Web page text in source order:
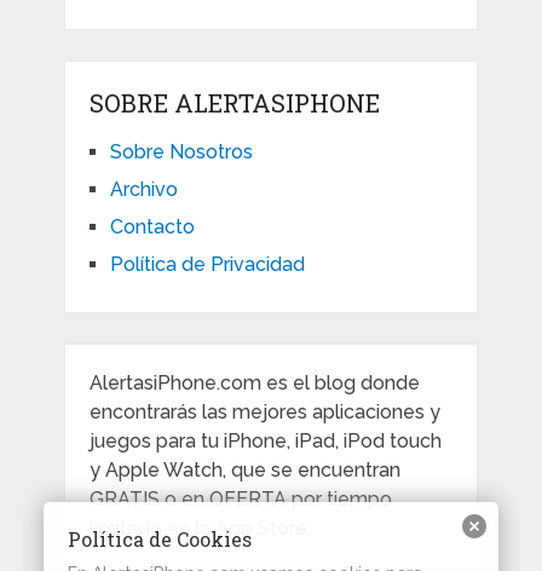
SOBRE ALERTASIPHONE
Sobre Nosotros
Archivo
Contacto
Política de Privacidad
AlertasiPhone.com es el blog donde
encontrarás las mejores aplicaciones y
juegos para tu iPhone, iPad, iPod touch
y Apple Watch, que se encuentran
GRATIS o en OFERTA por tiempo
limitado en la App Store.
Política de Cookies